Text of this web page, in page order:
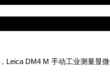
Leica DM4 M 手动工业测量显